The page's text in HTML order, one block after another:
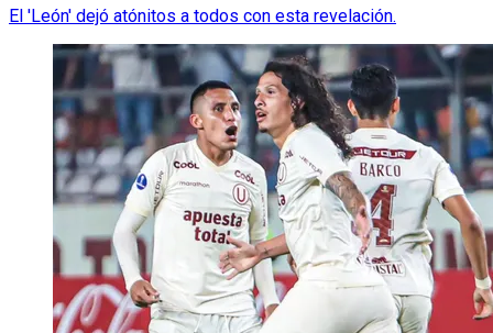
El 'León' dejó atónitos a todos con esta revelación.